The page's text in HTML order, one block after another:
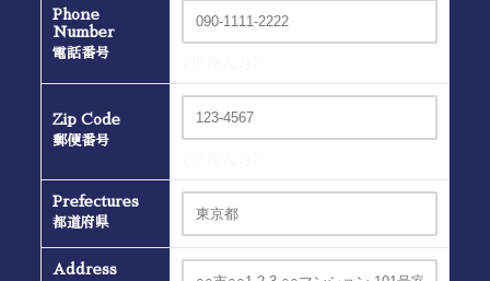
Phone
Number
電話番号
Zip Code
郵便番号
Prefectures
都道府県
Address